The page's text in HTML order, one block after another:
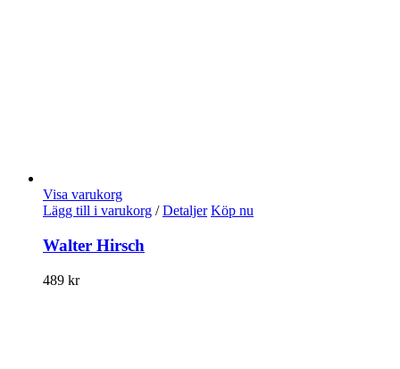
Visa varukorg
Lägg till i varukorg / Detaljer Köp nu
Walter Hirsch
489 kr